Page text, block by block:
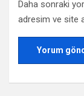
Daha sonraki
adresim ve site